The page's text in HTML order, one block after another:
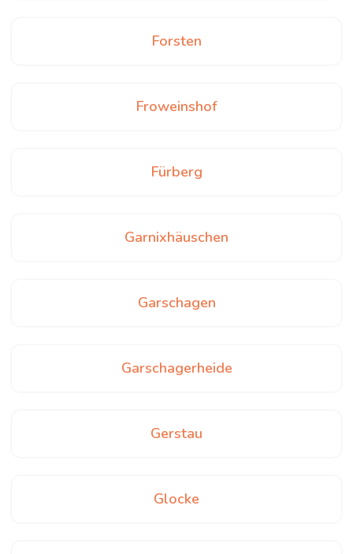
Forsten
Froweinshof
Fürberg
Garnixhäuschen
Garschagen
Garschagerheide
Gerstau
Glocke